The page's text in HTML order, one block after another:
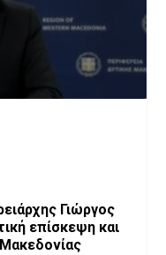
Γιώργος
επίσκεψη και